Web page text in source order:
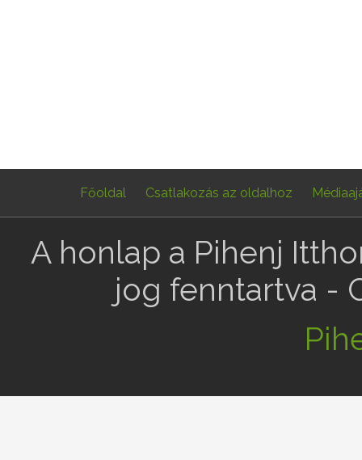
Főoldal Csatlakozás az oldalhoz
A honlap a Pihenj
jog fenntartva -